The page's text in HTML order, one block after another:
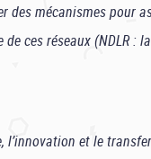
des mécanismes pour
ces réseaux (NDLR :
et le